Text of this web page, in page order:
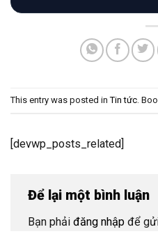
This entry was posted inTin tức .
[devwp_posts_related]
Để lại một bình luận
Bạn phải đăng nhập để